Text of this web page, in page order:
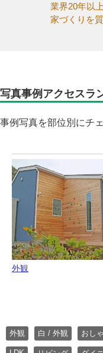
業界20年以
家づくりを
写真事例アクセスラ
事例写真を部位別にチ
外観
外観 白 / 外観 おし